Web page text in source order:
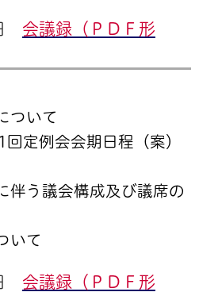
会議録（ＰＤＦ形
ついて
定例会会期日程（案）
議会構成及び議席の
て
会議録（ＰＤＦ形